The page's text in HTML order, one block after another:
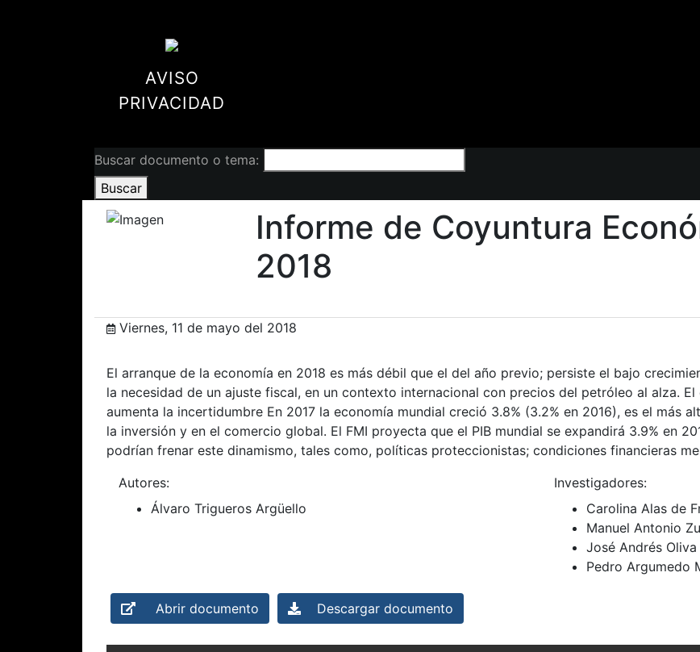
AVISO
PRIVACIDAD
Buscar documento o tema:
Buscar
Informe de Coyuntura
2018
Viernes, 11 de mayo del 2018
El arranque de la economía en 2018 es más débil que el del año previo; persiste el bajo
la necesidad de un ajuste fiscal, en un contexto internacional con precios del petróleo al alza.
aumenta la incertidumbre En 2017 la economía mundial creció 3.8% (3.2% en 2016), es el más
la inversión y en el comercio global. El FMI proyecta que el PIB mundial se expandirá 3.9% en
podrían frenar este dinamismo, tales como, políticas proteccionistas; condiciones financieras
Autores:
Álvaro Trigueros Argüello
Investigadores:
Carolina Alas de
Manuel Antonio
José Andrés
Pedro Argumedo
Abrir documento Descargar documento